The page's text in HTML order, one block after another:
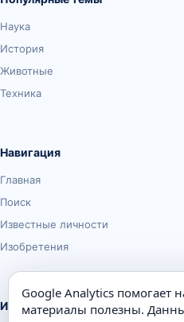
Наука
История
Животные
Техника
Навигация
Главная
Поиск
Известные личности
Изобретения
Информация
Google Analytics помогает
материалы полезны.